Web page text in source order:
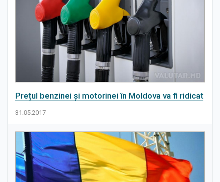
Prețul benzinei și motorinei în Moldova va fi ridicat
31.05.2017